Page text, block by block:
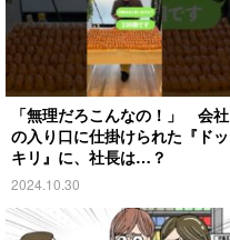
「無理だろこんなの！」 会社
の入り口に仕掛けられた『ドッ
キリ』に、社長は…？
2024.10.30